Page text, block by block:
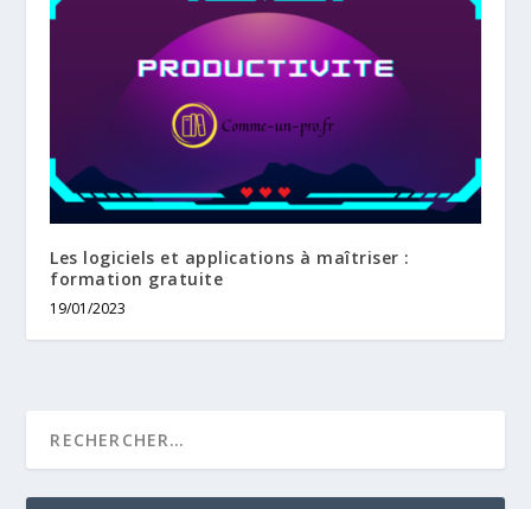
Les logiciels et applications à maîtriser :
formation gratuite
19/01/2023